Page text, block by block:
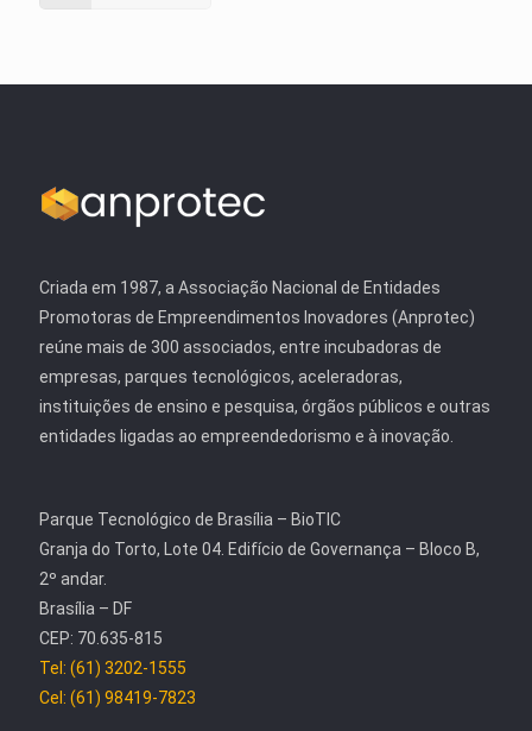
Criada em 1987, a Associação Nacional de Entidades
Promotoras de Empreendimentos Inovadores (Anprotec)
reúne mais de 300 associados, entre incubadoras de
empresas, parques tecnológicos, aceleradoras,
instituições de ensino e pesquisa, órgãos públicos e outras
entidades ligadas ao empreendedorismo e à inovação.
Parque Tecnológico de Brasília – BioTIC
Granja do Torto, Lote 04. Edifício de Governança – Bloco B,
2º andar.
Brasília – DF
CEP: 70.635-815
Tel: (61) 3202-1555
Cel: (61) 98419-7823